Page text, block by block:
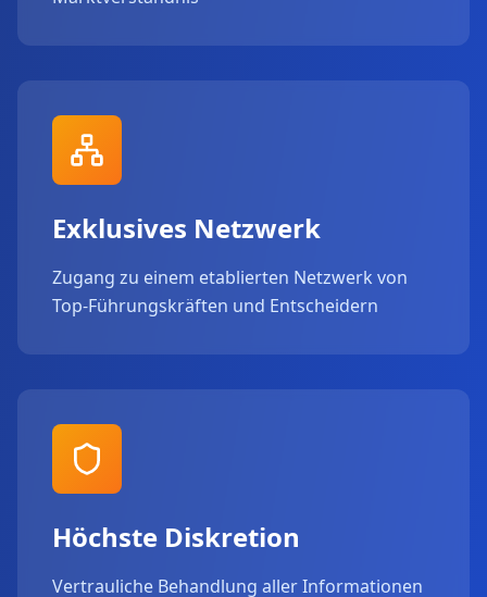
Exklusives Netzwerk
Zugang zu einem etablierten Netzwerk von
Top-Führungskräften und Entscheidern
Höchste Diskretion
Vertrauliche Behandlung aller Informationen